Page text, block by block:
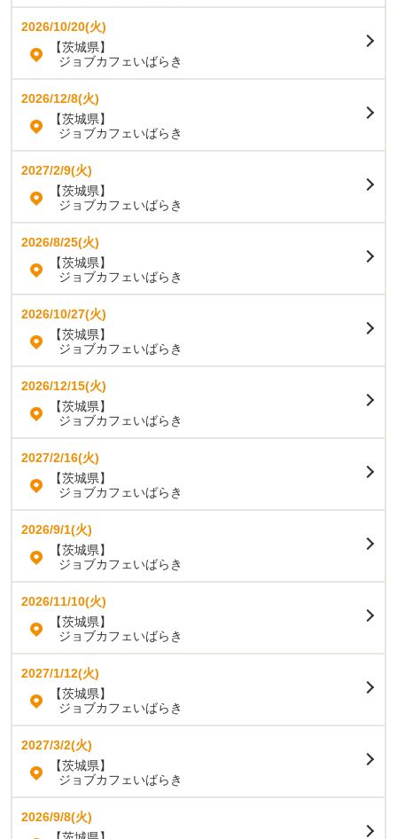
2026/10/20(火)
【茨城県】
ジョブカフェいばらき
2026/12/8(火)
【茨城県】
ジョブカフェいばらき
2027/2/9(火)
【茨城県】
ジョブカフェいばらき
2026/8/25(火)
【茨城県】
ジョブカフェいばらき
2026/10/27(火)
【茨城県】
ジョブカフェいばらき
2026/12/15(火)
【茨城県】
ジョブカフェいばらき
2027/2/16(火)
【茨城県】
ジョブカフェいばらき
2026/9/1(火)
【茨城県】
ジョブカフェいばらき
2026/11/10(火)
【茨城県】
ジョブカフェいばらき
2027/1/12(火)
【茨城県】
ジョブカフェいばらき
2027/3/2(火)
【茨城県】
ジョブカフェいばらき
2026/9/8(火)